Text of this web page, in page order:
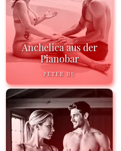
Anchelica aus der
Pianobar
PETER HU